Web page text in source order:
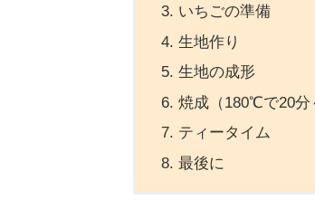
いちごの準備
生地作り
生地の成形
焼成（180℃で20分
ティータイム
最後に